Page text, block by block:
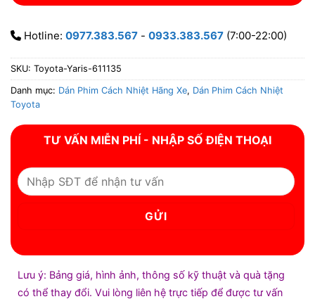
Hotline: 0977.383.567 - 0933.383.567 (7:00-22:00)
SKU: Toyota-Yaris-611135
Danh mục: Dán Phim Cách Nhiệt Hãng Xe, Dán Phim Cách Nhiệt
Toyota
TƯ VẤN MIỄN PHÍ - NHẬP SỐ ĐIỆN THOẠI
Lưu ý: Bảng giá, hình ảnh, thông số kỹ thuật và quà tặng
có thể thay đổi. Vui lòng liên hệ trực tiếp để được tư vấn